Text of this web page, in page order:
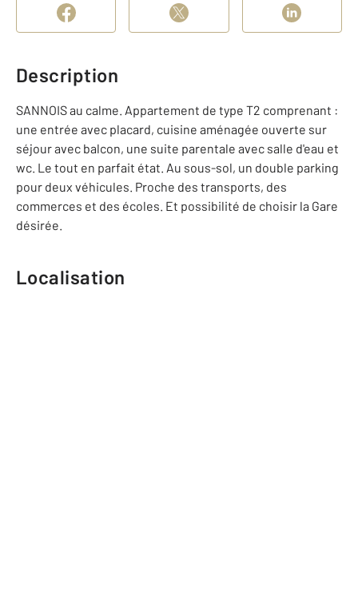
Description
SANNOIS au calme. Appartement de type T2 comprenant :
une entrée avec placard, cuisine aménagée ouverte sur
séjour avec balcon, une suite parentale avec salle d'eau et
wc. Le tout en parfait état. Au sous-sol, un double parking
pour deux véhicules. Proche des transports, des
commerces et des écoles. Et possibilité de choisir la Gare
désirée.
Localisation